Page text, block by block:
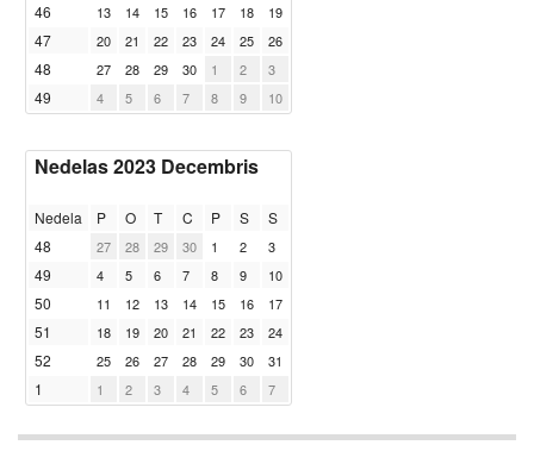
46 13 14 15 16 17 18 19
47 20 21 22 23 24 25 26
48 27 28 29 30 1 2 3
49 4 5 6 7 8 9 10
Nedelas 2023 Decembris
Nedela P O T C P S
S
48
27 28 29 30 1 2 3
49 4 5 6 7 8 9 10
50 11 12 13 14 15 16 17
51 18 19 20 21 22 23 24
52 25 26 27 28 29 30 31
1 1 2 3 4 5 6 7